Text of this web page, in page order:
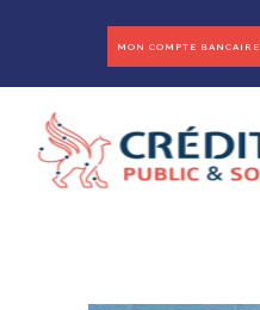
MON COMPTE BANCAIRE